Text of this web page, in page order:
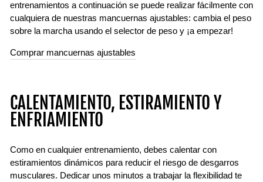
entrenamientos a continuación se puede realizar fácilmente con
cualquiera de nuestras mancuernas ajustables: cambia el peso
sobre la marcha usando el selector de peso y ¡a empezar!
Comprar mancuernas ajustables
CALENTAMIENTO, ESTIRAMIENTO Y
ENFRIAMIENTO
Como en cualquier entrenamiento, debes calentar con
estiramientos dinámicos para reducir el riesgo de desgarros
musculares. Dedicar unos minutos a trabajar la flexibilidad te